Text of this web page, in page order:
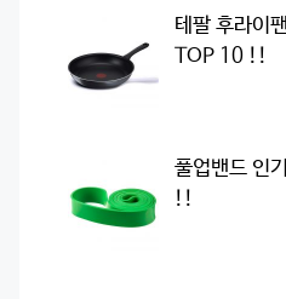
테팔 후라이
TOP 10 !!
풀업밴드 인
!!